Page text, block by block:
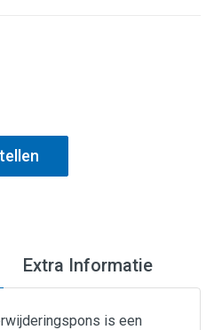
Extra Informatie
is een